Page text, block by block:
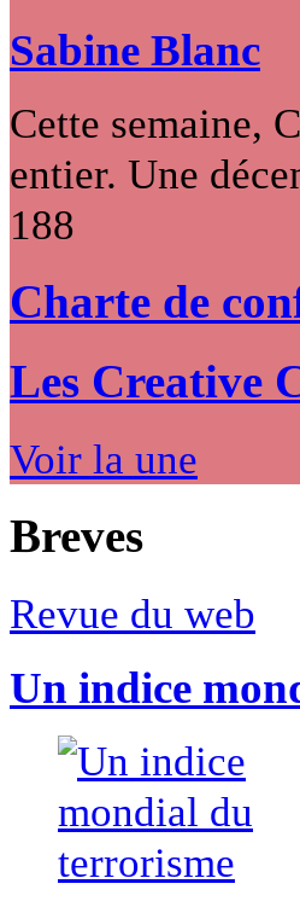
Sabine Blanc
Cette semaine,
entier. Une
188
Charte de
Les Creative
Voir la une
Breves
Revue du web
Un indice